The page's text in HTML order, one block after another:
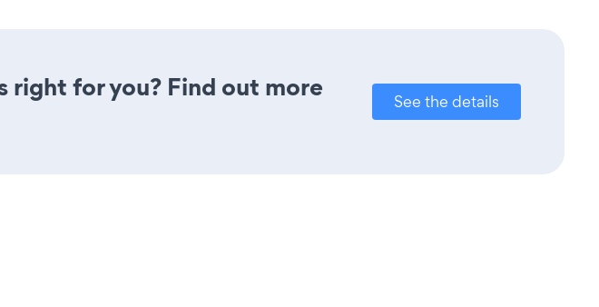
right for you? Find out more
See the details